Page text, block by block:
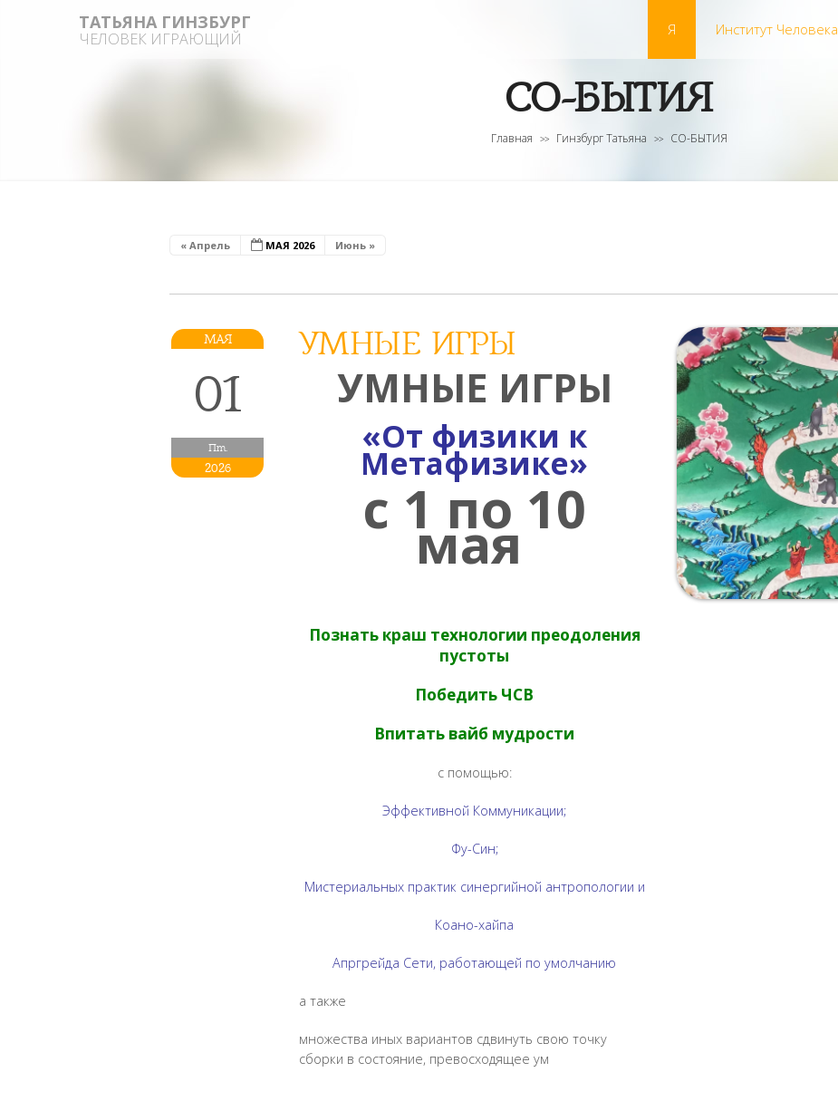
ТАТЬЯНА ГИНЗБУРГ
ЧЕЛОВЕК ИГРАЮЩИЙ Я Институт Человека
СО-БЫТИЯ
Главная >> Гинзбург Татьяна >> СО-БЫТИЯ
« Апрель МАЯ 2026 Июнь »
МАЯ
01
Пт.
2026
УМНЫЕ ИГРЫ
УМНЫЕ ИГРЫ
«От физики к
Метафизике»
с 1 по 10
мая
Познать краш технологии преодоления
пустоты
Победить ЧСВ
Впитать вайб мудрости
с помощью:
Эффективной Коммуникации;
Фу-Син;
Мистериальных практик синергийной антропологии и
Коано-хайпа
Апргрейда Сети, работающей по умолчанию
а также
множества иных вариантов сдвинуть свою точку
сборки в состояние, превосходящее ум